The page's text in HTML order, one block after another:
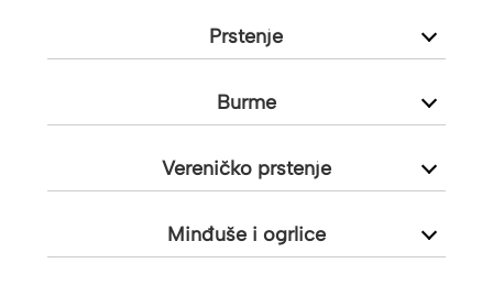
Prstenje
Burme
Vereničko prstenje
Minđuše i ogrlice